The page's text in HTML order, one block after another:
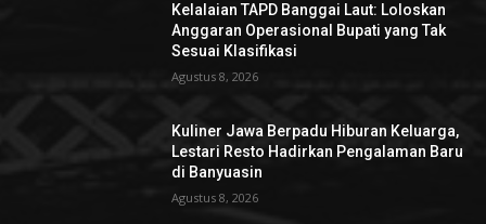
Kelalaian TAPD Banggai Laut: Loloskan
Anggaran Operasional Bupati yang Tak
Sesuai Klasifikasi
Agustus 8, 2026
Kuliner Jawa Berpadu Hiburan Keluarga,
Lestari Resto Hadirkan Pengalaman Baru
di Banyuasin
Agustus 8, 2026